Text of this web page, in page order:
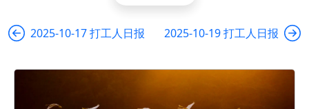
2025-10-17 打工人日报 2025-10-19 打工人日报